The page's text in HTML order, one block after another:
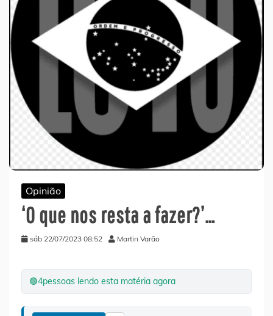
Opinião
‘O que nos resta a fazer?’…
sáb 22/07/2023 08:52 Martin Varão
🟢4pessoas lendo esta matéria agora